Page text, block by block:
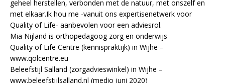
geheel herstellen, verbonden met de natuur, met onszelf en
met elkaar.Ik hou me -vanuit ons expertisenetwerk voor
Quality of Life- aanbevolen voor een adviesrol.
Mia Nijland is orthopedagoog zorg en onderwijs
Quality of Life Centre (kennispraktijk) in Wijhe –
www.qolcentre.eu
Beleefstijl Salland (zorgadvieswinkel) in Wijhe –
www.beleefstijlsalland.nl (medio juni 2020)